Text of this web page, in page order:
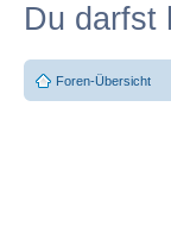
Du darfst
Foren-Übersicht